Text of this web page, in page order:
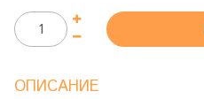
ОПИСАНИЕ